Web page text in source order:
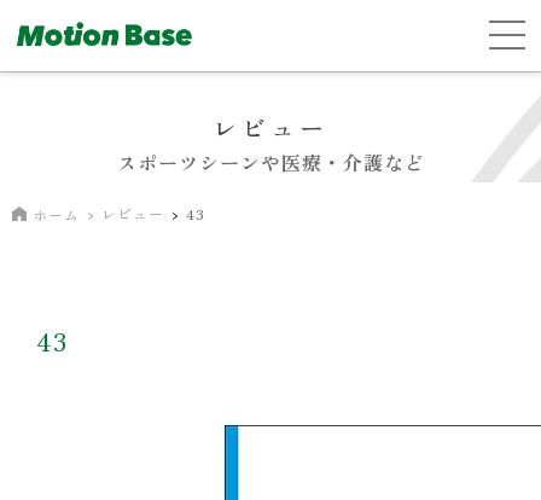
レビュー
スポーツシーンや医療・介護など
ホーム レビュー 43
43